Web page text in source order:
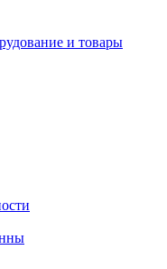
и товары